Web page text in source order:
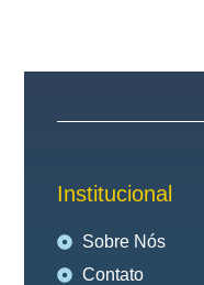
Institucional
Sobre Nós
Contato